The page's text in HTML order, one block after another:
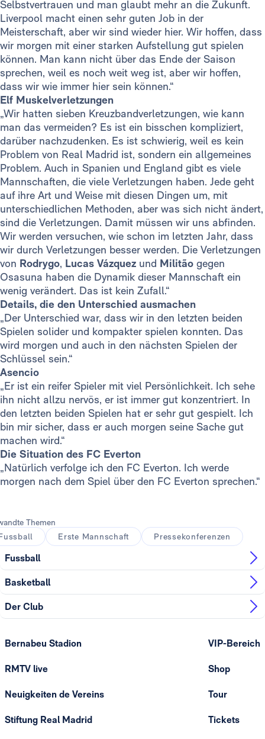
Selbstvertrauen und man glaubt mehr an die Zukunft.
Liverpool macht einen sehr guten Job in der
Meisterschaft, aber wir sind wieder hier. Wir hoffen, dass
wir morgen mit einer starken Aufstellung gut spielen
können. Man kann nicht über das Ende der Saison
sprechen, weil es noch weit weg ist, aber wir hoffen,
dass wir wie immer hier sein können.“
Elf Muskelverletzungen
„Wir hatten sieben Kreuzbandverletzungen, wie kann
man das vermeiden? Es ist ein bisschen kompliziert,
darüber nachzudenken. Es ist schwierig, weil es kein
Problem von Real Madrid ist, sondern ein allgemeines
Problem. Auch in Spanien und England gibt es viele
Mannschaften, die viele Verletzungen haben. Jede geht
auf ihre Art und Weise mit diesen Dingen um, mit
unterschiedlichen Methoden, aber was sich nicht ändert,
sind die Verletzungen. Damit müssen wir uns abfinden.
Wir werden versuchen, wie schon im letzten Jahr, dass
wir durch Verletzungen besser werden. Die Verletzungen
von Rodrygo, Lucas Vázquez und Militão gegen
Osasuna haben die Dynamik dieser Mannschaft ein
wenig verändert. Das ist kein Zufall.“
Details, die den Unterschied ausmachen
„Der Unterschied war, dass wir in den letzten beiden
Spielen solider und kompakter spielen konnten. Das
wird morgen und auch in den nächsten Spielen der
Schlüssel sein.“
Asencio
„Er ist ein reifer Spieler mit viel Persönlichkeit. Ich sehe
ihn nicht allzu nervös, er ist immer gut konzentriert. In
den letzten beiden Spielen hat er sehr gut gespielt. Ich
bin mir sicher, dass er auch morgen seine Sache gut
machen wird.“
Die Situation des FC Everton
„Natürlich verfolge ich den FC Everton. Ich werde
morgen nach dem Spiel über den FC Everton sprechen.“
Themen
Erste Mannschaft Pressekonferenzen
Fussball
Basketball
Der Club
Bernabeu Stadion
RMTV live
Neuigkeiten de Vereins
Stiftung Real Madrid
VIP-Bereich
Shop
Tour
Tickets